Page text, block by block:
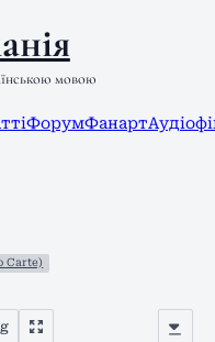
мовою
ФорумФанарт
Carte)